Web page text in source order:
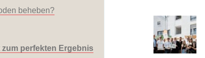
beheben?
perfekten Ergebnis